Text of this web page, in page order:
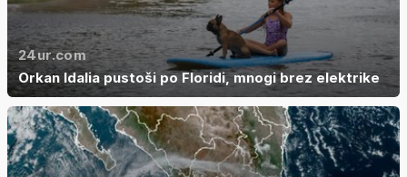
24ur.com
Orkan Idalia pustoši po Floridi, mnogi brez elektrike